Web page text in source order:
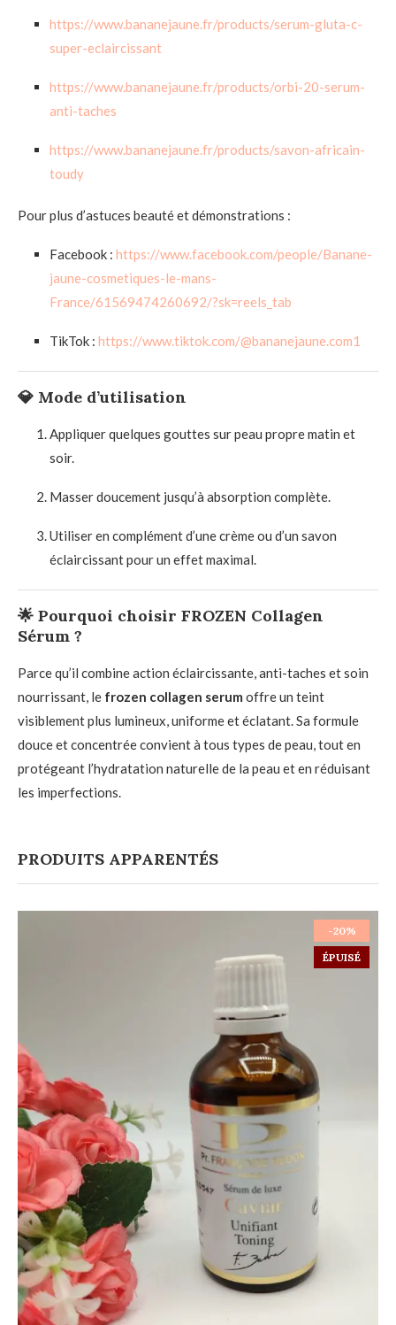
https://www.bananejaune.fr/products/serum-gluta-c-
super-eclaircissant
https://www.bananejaune.fr/products/orbi-20-serum-
anti-taches
https://www.bananejaune.fr/products/savon-africain-
toudy
Pour plus d’astuces beauté et démonstrations :
Facebook : https://www.facebook.com/people/Banane-
jaune-cosmetiques-le-mans-
France/61569474260692/?sk=reels_tab
TikTok : https://www.tiktok.com/@bananejaune.com1
💎 Mode d’utilisation
Appliquer quelques gouttes sur peau propre matin et
soir.
Masser doucement jusqu’à absorption complète.
Utiliser en complément d’une crème ou d’un savon
éclaircissant pour un effet maximal.
🌟 Pourquoi choisir FROZEN Collagen
Sérum ?
Parce qu’il combine action éclaircissante, anti-taches et soin
nourrissant, le frozen collagen serum offre un teint
visiblement plus lumineux, uniforme et éclatant. Sa formule
douce et concentrée convient à tous types de peau, tout en
protégeant l’hydratation naturelle de la peau et en réduisant
les imperfections.
PRODUITS APPARENTÉS
-20%
ÉPUISÉ